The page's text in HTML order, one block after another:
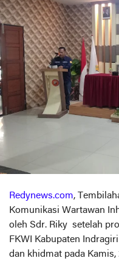
Redynews.com,
Komunikasi Wartawan
oleh Sdr. Riky setelah
FKWI Kabupaten
dan khidmat pada Kamis,